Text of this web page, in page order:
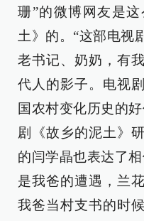
珊”的微博网友是
土》的。“这部电视
老书记、奶奶，有
代人的影子。电视
国农村变化历史的
剧《故乡的泥土》
的闫学晶也表达了
是我爸的遭遇，兰
我爸当村支书的时